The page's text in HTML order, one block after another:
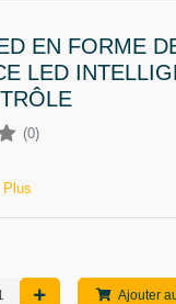
EN FORME
LED
(0)
Ajouter